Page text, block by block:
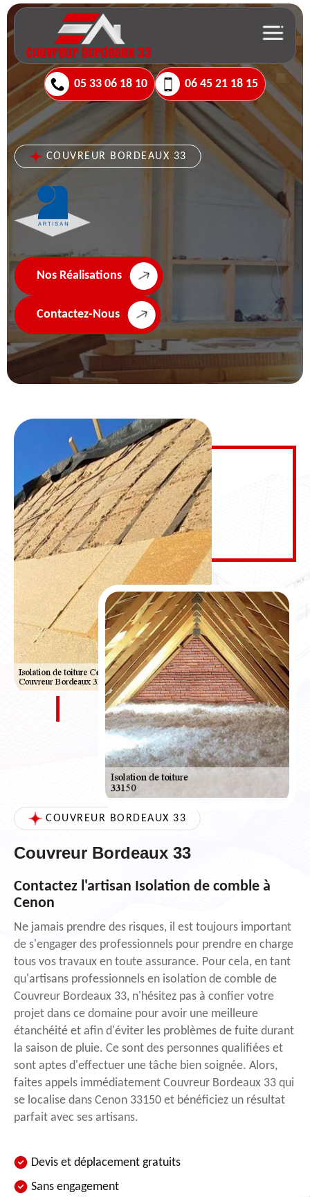
05 33 06 18 10 06 45 21 18 15
COUVREUR BORDEAUX 33
Nos Réalisations
Contactez-Nous
COUVREUR BORDEAUX 33
Couvreur Bordeaux 33
Contactez l'artisan Isolation de comble à
Cenon
Ne jamais prendre des risques, il est toujours important
de s'engager des professionnels pour prendre en charge
tous vos travaux en toute assurance. Pour cela, en tant
qu'artisans professionnels en isolation de comble de
Couvreur Bordeaux 33, n'hésitez pas à confier votre
projet dans ce domaine pour avoir une meilleure
étanchéité et afin d'éviter les problèmes de fuite durant
la saison de pluie. Ce sont des personnes qualifiées et
sont aptes d'effectuer une tâche bien soignée. Alors,
faites appels immédiatement Couvreur Bordeaux 33 qui
se localise dans Cenon 33150 et bénéficiez un résultat
parfait avec ses artisans.
Devis et déplacement gratuits
Sans engagement